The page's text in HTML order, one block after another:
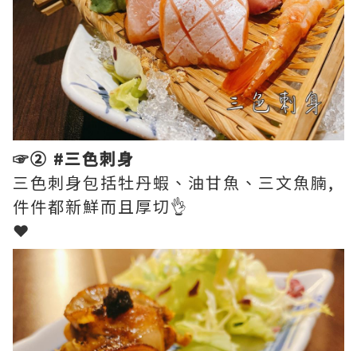
☞➁ #三色刺身
三色刺身包括牡丹蝦、油甘魚、三文魚腩,
件件都新鮮而且厚切👌
❤︎